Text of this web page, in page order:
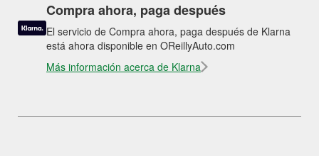
Compra ahora, paga después
El servicio de Compra ahora, paga después de Klarna
está ahora disponible en OReillyAuto.com
Más información acerca de Klarna